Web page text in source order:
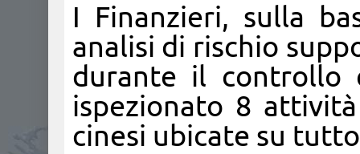
I Finanzieri, sulla
analisi di rischio
durante il controllo
ispezionato 8
cinesi ubicate su